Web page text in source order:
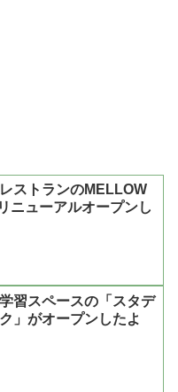
レストランのMELLOW
ニューアルオープンし
学習スペースの「スタデ
」がオープンしたよ